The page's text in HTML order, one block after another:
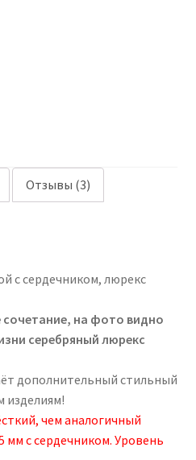
Отзывы (3)
с сердечником, люрекс
на фото видно
серебряный люрекс
дополнительный стильный
изделиям!
чем аналогичный
с сердечником. Уровень